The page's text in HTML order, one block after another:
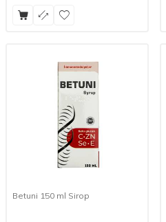
Betuni 150 ml Sirop